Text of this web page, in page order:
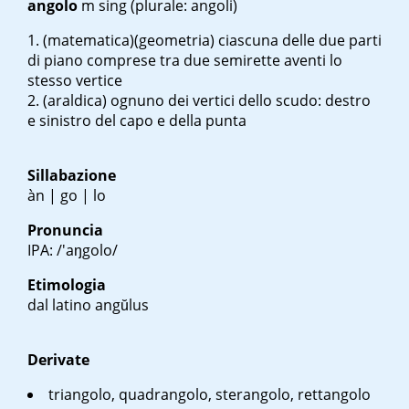
angolo m sing(plurale: angoli)
(matematica)(geometria) ciascuna delle due parti
di piano comprese tra due semirette aventi lo
stesso vertice
(araldica) ognuno dei vertici dello scudo: destro
e sinistro del capo e della punta
Sillabazione
àn | go | lo
Pronuncia
IPA: /'aŋgolo/
Etimologia
dal latino angŭlus
Derivate
triangolo, quadrangolo, sterangolo, rettangolo